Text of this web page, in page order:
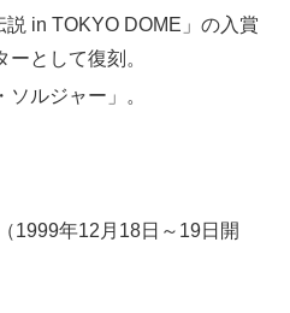
in TOKYO DOME」の入賞
として復刻。
ルジャー」。
1999年12月18日～19日開